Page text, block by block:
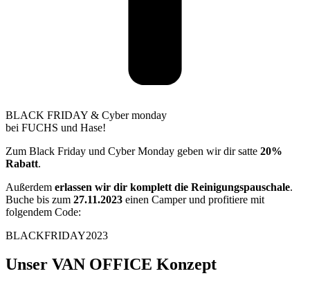
BLACK FRIDAY & Cyber monday
bei FUCHS und Hase!
Zum Black Friday und Cyber Monday geben wir dir satte 20%
Rabatt.
Außerdem erlassen wir dir komplett die Reinigungspauschale.
Buche bis zum 27.11.2023 einen Camper und profitiere mit
folgendem Code:
BLACKFRIDAY2023
Unser VAN OFFICE Konzept